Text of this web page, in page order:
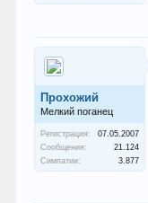
Прохожий
Мелкий поганец
Регистрация:
07.05.2007
Сообщения:
21.124
Симпатии:
3.877